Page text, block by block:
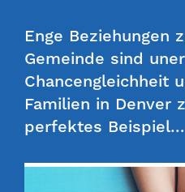
Enge Beziehungen
Gemeinde sind
Chancengleichheit
Familien in Denver
perfektes Beispiel…